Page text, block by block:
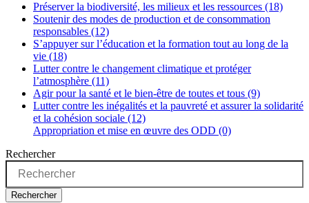
Préserver la biodiversité, les milieux et les ressources (18)
Soutenir des modes de production et de consommation
responsables (12)
S’appuyer sur l’éducation et la formation tout au long de la
vie (18)
Lutter contre le changement climatique et protéger
l’atmosphère (11)
Agir pour la santé et le bien-être de toutes et tous (9)
Lutter contre les inégalités et la pauvreté et assurer la solidarité
et la cohésion sociale (12)
Appropriation et mise en œuvre des ODD (0)
Rechercher
Rechercher